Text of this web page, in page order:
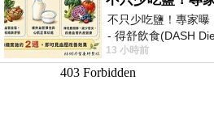
不只少吃鹽！專家
- 得舒飲食(DASH
https://
13 小時前